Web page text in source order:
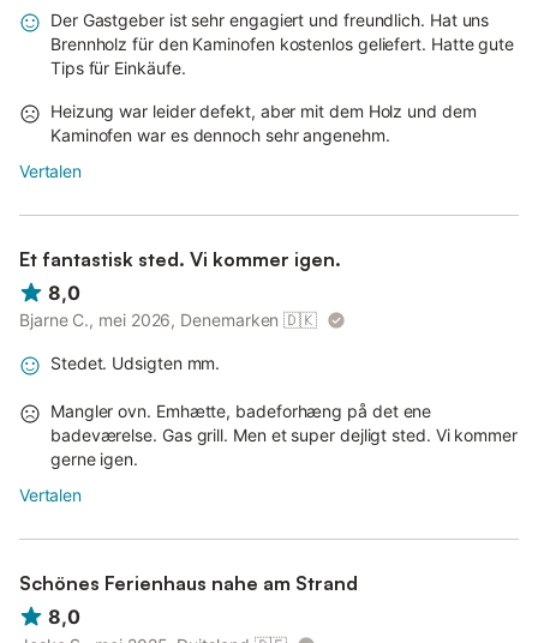
Der Gastgeber ist sehr engagiert und freundlich. Hat uns
Brennholz für den Kaminofen kostenlos geliefert. Hatte gute
Tips für Einkäufe.
Heizung war leider defekt, aber mit dem Holz und dem
Kaminofen war es dennoch sehr angenehm.
Vertalen
Et fantastisk sted. Vi kommer igen.
8,0
Bjarne C., mei 2026, Denemarken 🇩🇰
Stedet. Udsigten mm.
Mangler ovn. Emhætte, badeforhæng på det ene
badeværelse. Gas grill. Men et super dejligt sted. Vi kommer
gerne igen.
Vertalen
Schönes Ferienhaus nahe am Strand
8,0